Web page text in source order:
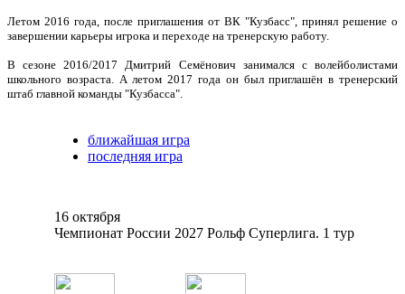
Летом 2016 года, после приглашения от ВК "Кузбасс", принял решение о
завершении карьеры игрока и переходе на тренерскую работу.
В сезоне 2016/2017 Дмитрий Семёнович занимался с волейболистами
школьного возраста. А летом 2017 года он был приглашён в тренерский
штаб главной команды "Кузбасса".
ближайшая игра
последняя игра
16 октября
Чемпионат России 2027 Рольф Суперлига. 1 тур